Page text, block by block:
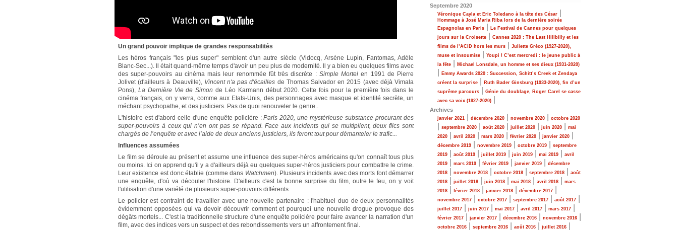
Un grand pouvoir implique de grandes responsabilités
Les héros français "les plus super" semblent d'un autre siècle (Vidocq, Arsène Lupin, Fantomas, Adèle
Blanc-Sec...). Il était quand-même temps d'avoir un peu plus de modernité. Il y a bien eu quelques films avec
des super-pouvoirs au cinéma mais leur renommée fût très discrète : Simple Mortel en 1991 de Pierre
Jolivet (d'ailleurs à Deauville), Vincent n'a pas d'écailles de Thomas Salvador en 2015 (avec déjà Vimala
Pons), La Dernière Vie de Simon de Léo Karmann début 2020. Cette fois pour la première fois dans le
cinéma français, on y verra, comme aux Etats-Unis, des personnages avec masque et identité secrète, un
méchant psychopathe, et des justiciers. Pas de quoi renouveler le genre..
L'histoire est d'abord celle d'une enquête policière :Paris 2020, une mystérieuse substance procurant des
super-pouvoirs à ceux qui n’en ont pas se répand. Face aux incidents qui se multiplient, deux flics sont
chargés de l’enquête et avec l’aide de deux anciens justiciers, ils feront tout pour démanteler le trafic...
Influences assumées
Le film se déroule au présent et assume une influence des super-héros américains qu'on connaît tous plus
ou moins. Ici on apprend qu'il y a d'ailleurs déjà eu quelques super-héros justiciers pour combattre le crime.
Leur existence est donc établie (comme dans Watchmen). Plusieurs incidents avec des morts font démarrer
une enquête, d'où va découler l'histoire. D'ailleurs c'est la bonne surprise du film, outre le feu, on y voit
l'utilisation d'une variété de plusieurs super-pouvoirs différents.
Le policier est contraint de travailler avec une nouvelle partenaire : l'habituel duo de deux personnalités
évidemment opposées qui va devoir découvrir comment et pourquoi une nouvelle drogue provoque des
dégâts mortels... C'est la traditionnelle structure d'une enquête policière pour faire avancer la narration d'un
film, avec des indices vers un suspect et des rebondissements vers un affrontement final.
Septembre 2020
Véronique Cayla et Eric Toledano à la tête des César
Hommage à José Maria Riba lors de la dernière soirée
Espagnolas en Paris
Le Festival de Cannes pour quelques
jours sur la Croisette
Cannes 2020 : The Last Hillbilly et les
films de l’ACID hors les murs
Juliette Gréco (1927-2020),
muse et insoumise
Youpi ! C’est mercredi : le jeune public à
la fête
Michael Lonsdale, un homme et ses dieux (1931-2020)
Emmy Awards 2020 : Succession, Schitt’s Creek et Zendaya
créent la surprise
Ruth Bader Ginsburg (1933-2020), fin d’un
suprême parcours
Génie du doublage, Roger Carel se casse
avec sa voix (1927-2020)
Archives
janvier 2021 décembre 2020 novembre 2020 octobre 2020
septembre 2020 août 2020 juillet 2020 juin 2020
mai
2020
avril 2020 mars 2020 février 2020 janvier 2020
décembre 2019 novembre 2019 octobre 2019
septembre
2019
août 2019 juillet 2019 juin 2019 mai 2019
avril
2019
mars 2019 février 2019 janvier 2019
décembre
2018
novembre 2018 octobre 2018 septembre 2018
août
2018
juillet 2018 juin 2018 mai 2018 avril 2018
mars
2018
février 2018 janvier 2018 décembre 2017
novembre 2017 octobre 2017 septembre 2017 août 2017
juillet 2017 juin 2017 mai 2017 avril 2017 mars 2017
février 2017 janvier 2017 décembre 2016 novembre 2016
octobre 2016 septembre 2016 août 2016 juillet 2016